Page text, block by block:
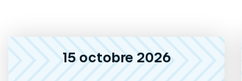
15 octobre 2026